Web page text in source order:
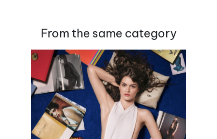
From the same category